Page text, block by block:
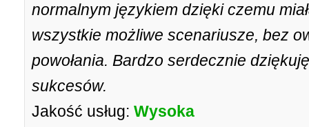
normalnym językiem dzięki czemu
wszystkie możliwe scenariusze, bez
powołania. Bardzo serdecznie
sukcesów.
Jakość usług: Wysoka